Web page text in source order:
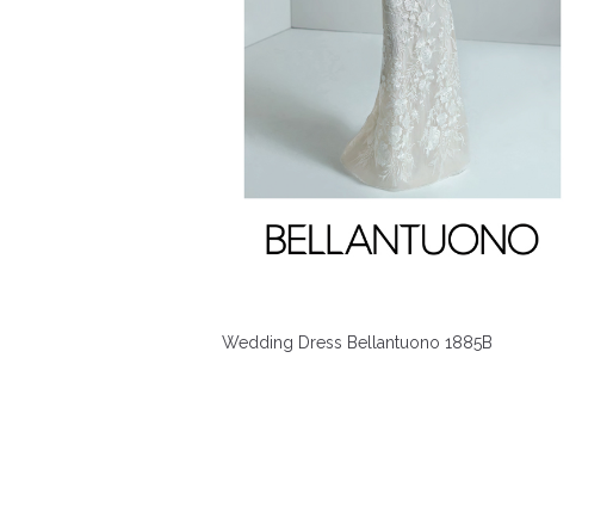
Wedding Dress Bellantuono 1885B